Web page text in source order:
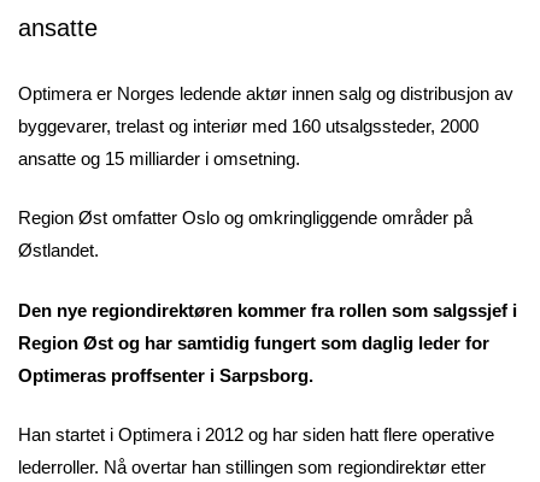
ansatte
Optimera er Norges ledende aktør innen salg og distribusjon av
byggevarer, trelast og interiør med 160 utsalgssteder, 2000
ansatte og 15 milliarder i omsetning.
Region Øst omfatter Oslo og omkringliggende områder på
Østlandet.
Den nye regiondirektøren kommer fra rollen som salgssjef i
Region Øst og har samtidig fungert som daglig leder for
Optimeras proffsenter i Sarpsborg.
Han startet i Optimera i 2012 og har siden hatt flere operative
lederroller. Nå overtar han stillingen som regiondirektør etter